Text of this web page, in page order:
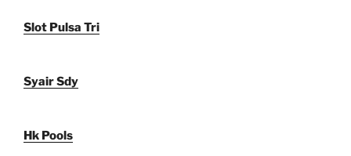
Slot Pulsa Tri
Syair Sdy
Hk Pools